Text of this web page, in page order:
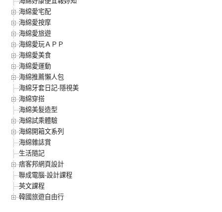
海綿愛宅配
海綿愛按摩
海綿愛旅遊
海綿愛玩ＡＰＰ
海綿愛美食
海綿愛運動
海綿推薦懶人包
海綿牙套日記-隱視美
海綿穿搭
海綿美髮造型
海綿試乘體驗
海綿開箱文系列
海綿雜誌賞
生活隨記
痞客邦網頁設計
聯成電腦-設計課程
英文課程
韓國旅遊自由行